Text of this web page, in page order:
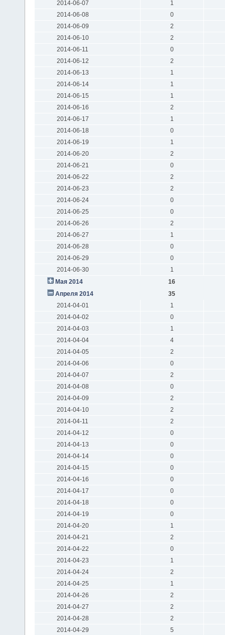
2014-06-07
1
2014-06-08
0
2014-06-09
2
2014-06-10
2
2014-06-11
0
2014-06-12
2
2014-06-13
1
2014-06-14
1
2014-06-15
1
2014-06-16
2
2014-06-17
1
2014-06-18
0
2014-06-19
1
2014-06-20
2
2014-06-21
0
2014-06-22
2
2014-06-23
2
2014-06-24
0
2014-06-25
0
2014-06-26
2
2014-06-27
1
2014-06-28
0
2014-06-29
0
2014-06-30
1
Мая 2014
16
Апреля 2014
35
2014-04-01
1
2014-04-02
0
2014-04-03
1
2014-04-04
4
2014-04-05
2
2014-04-06
0
2014-04-07
2
2014-04-08
0
2014-04-09
2
2014-04-10
2
2014-04-11
2
2014-04-12
0
2014-04-13
0
2014-04-14
0
2014-04-15
0
2014-04-16
0
2014-04-17
0
2014-04-18
0
2014-04-19
0
2014-04-20
1
2014-04-21
2
2014-04-22
0
2014-04-23
1
2014-04-24
2
2014-04-25
1
2014-04-26
2
2014-04-27
2
2014-04-28
2
2014-04-29
5